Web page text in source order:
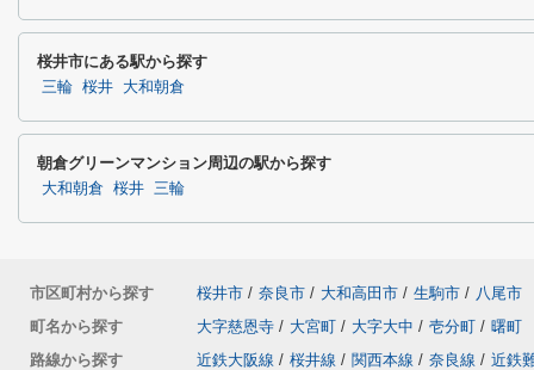
桜井市にある駅から探す
三輪 桜井 大和朝倉
朝倉グリーンマンション周辺の駅から探す
大和朝倉 桜井 三輪
市区町村から探す 桜井市 / 奈良市 / 大和高田市 / 生駒市 / 八尾市
町名から探す
大字慈恩寺 / 大宮町 / 大字大中 / 壱分町 / 曙町
路線から探す
近鉄大阪線 / 桜井線 / 関西本線 / 奈良線 / 近鉄